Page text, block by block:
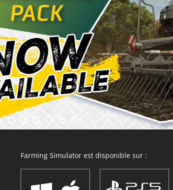
Farming Simulator est disponible sur :